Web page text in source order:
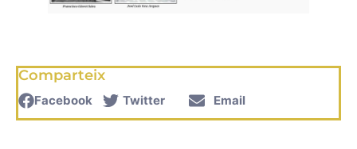
Comparteix
Facebook Twitter Email